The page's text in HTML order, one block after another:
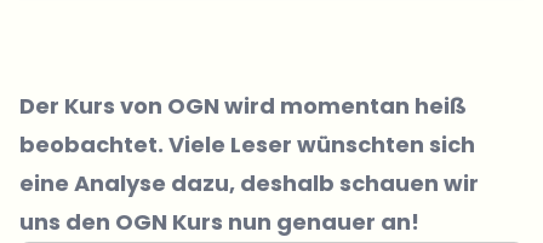
Der Kurs von OGN wird momentan heiß
beobachtet. Viele Leser wünschten sich
eine Analyse dazu, deshalb schauen wir
uns den OGN Kurs nun genauer an!